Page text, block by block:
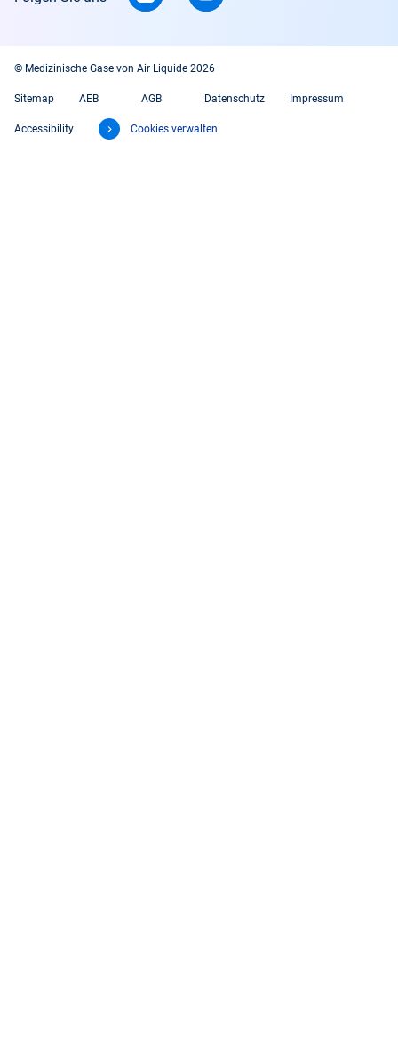
© Medizinische Gase von Air Liquide 2026
Sitemap AEB AGB Datenschutz Impressum
Accessibility Cookies verwalten